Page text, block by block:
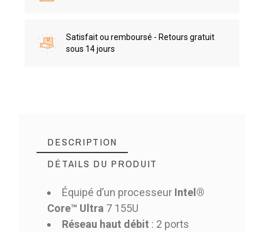
Satisfait ou remboursé - Retours gratuit
sous 14 jours
DESCRIPTION
DÉTAILS DU PRODUIT
Équipé d’un processeur Intel®
Core™ Ultra 7 155U
Réseau haut débit : 2 ports